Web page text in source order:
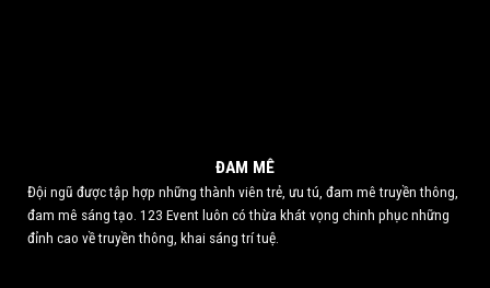
ĐAM MÊ
Đội ngũ được tập hợp những thành viên trẻ, ưu tú, đam mê truyền thông,
đam mê sáng tạo. 123 Event luôn có thừa khát vọng chinh phục những
đỉnh cao về truyền thông, khai sáng trí tuệ.